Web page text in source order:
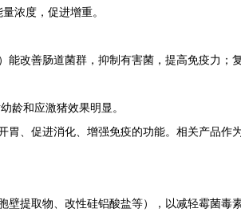
浓度，促进增重。
改善肠道菌群，抑制有害菌，提高免疫力；
龄和应激猪效果明显。
、促进消化、增强免疫的功能。相关产品作
提取物、改性硅铝酸盐等），以减轻霉菌毒